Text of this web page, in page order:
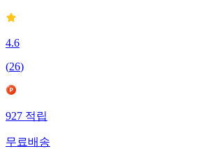
4.6
(26)
927 적립
무료배송